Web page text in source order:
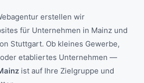
erstellen wir
für Unternehmen in Mainz und
Stuttgart. Ob kleines Gewerbe,
etabliertes Unternehmen —
ist auf Ihre Zielgruppe und